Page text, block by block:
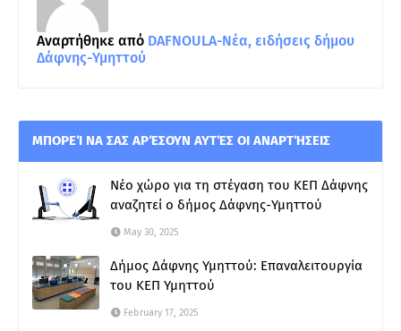
Αναρτήθηκε από DAFNOULA-Νέα, ειδήσεις δήμου
Δάφνης-Υμηττού
ΜΠΟΡΕΊ ΝΑ ΣΑΣ ΑΡΈΣΟΥΝ ΑΥΤΈΣ ΟΙ ΑΝΑΡΤΉΣΕΙΣ
Νέο χώρο για τη στέγαση του ΚΕΠ Δάφνης
αναζητεί ο δήμος Δάφνης-Υμηττού
May 30, 2025
Δήμος Δάφνης Υμηττού: Επαναλειτουργία
του ΚΕΠ Υμηττού
February 17, 2025